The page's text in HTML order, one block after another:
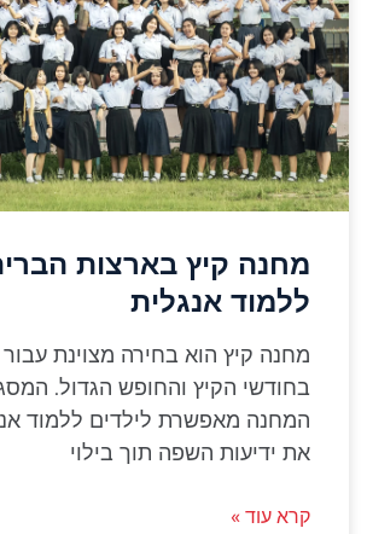
מחנה קיץ בארצות
ללמוד אנגלית
מחנה קיץ הוא בחירה מצוינת עבור
בחודשי הקיץ והחופש הגדול.
המחנה מאפשרת לילדים ללמוד
את ידיעות השפה תוך בילוי
קרא עוד »